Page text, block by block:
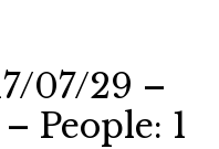
07/29 –
People: 1